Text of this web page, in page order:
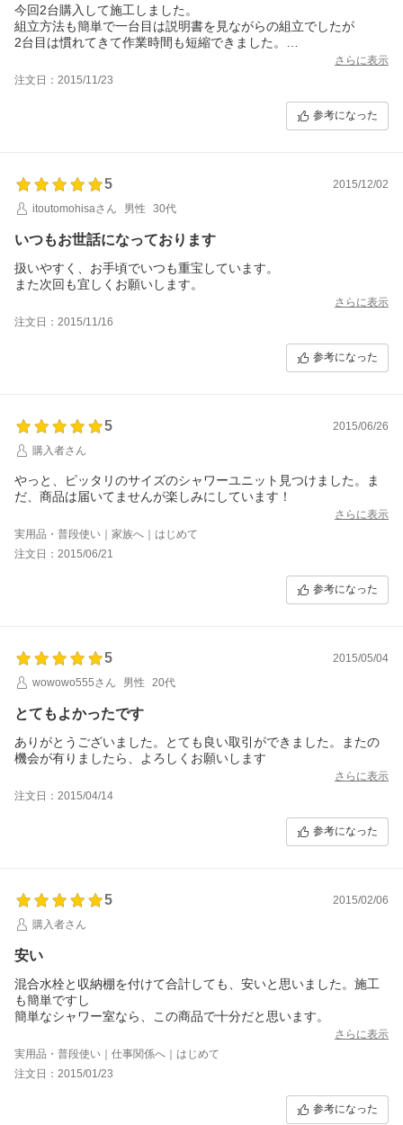
今回2台購入して施工しました。
組立方法も簡単で一台目は説明書を見ながらの組立でしたが
2台目は慣れてきて作業時間も短縮できました。
さらに表示
注文日：2015/11/23
参考になった
5
2015/12/02
itoutomohisaさん
男性 30代
いつもお世話になっております
扱いやすく、お手頃でいつも重宝しています。
また次回も宜しくお願いします。
さらに表示
注文日：2015/11/16
参考になった
5
2015/06/26
購入者さん
やっと、ピッタリのサイズのシャワーユニット見つけました。ま
だ、商品は届いてませんが楽しみにしています！
さらに表示
実用品・普段使い｜家族へ｜はじめて
注文日：2015/06/21
参考になった
5
2015/05/04
wowowo555さん
男性 20代
とてもよかったです
ありがとうございました。とても良い取引ができました。またの
機会が有りましたら、よろしくお願いします
さらに表示
注文日：2015/04/14
参考になった
5
2015/02/06
購入者さん
安い
混合水栓と収納棚を付けて合計しても、安いと思いました。施工
も簡単ですし
簡単なシャワー室なら、この商品で十分だと思います。
さらに表示
実用品・普段使い｜仕事関係へ｜はじめて
注文日：2015/01/23
参考になった